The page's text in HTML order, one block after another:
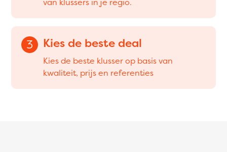
3 Kies de beste deal
Kies de beste klusser op basis van
kwaliteit, prijs en referenties